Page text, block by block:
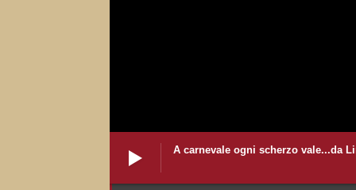
A carnevale ogni scherzo vale...da